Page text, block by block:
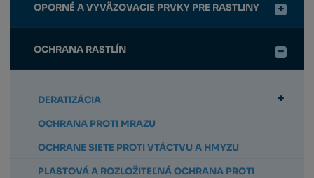
OPORNÉ A VYVÄZOVACIE PRVKY PRE RASTLINY
OCHRANA RASTLÍN
DERATIZÁCIA
OCHRANA PROTI MRAZU
OCHRANE SIETE PROTI VTÁCTVU A HMYZU
PLASTOVÁ A ROZLOŽITEĽNÁ OCHRANA PROTI